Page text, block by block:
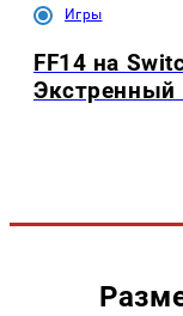
Игры
FF14 на
Экстренный